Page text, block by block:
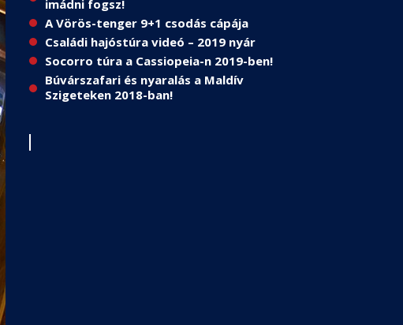
imádni fogsz!
A Vörös-tenger 9+1 csodás cápája
Családi hajóstúra videó – 2019 nyár
Socorro túra a Cassiopeia-n 2019-ben!
Búvárszafari és nyaralás a Maldív
Szigeteken 2018-ban!